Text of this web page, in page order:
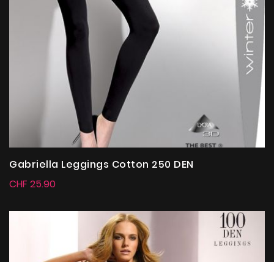
Gabriella Leggings Cotton 250 DEN
CHF 25.90